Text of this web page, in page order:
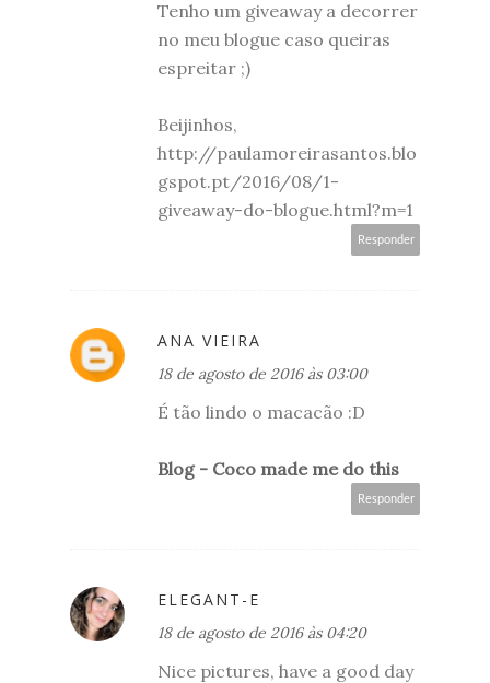
Tenho um giveaway a decorrer
no meu blogue caso queiras
espreitar ;)
Beijinhos,
http://paulamoreirasantos.blo
gspot.pt/2016/08/1-
giveaway-do-blogue.html?m=1
Responder
ANA VIEIRA
18 de agosto de 2016 às 03:00
É tão lindo o macacão :D
Blog - Coco made me do this
Responder
ELEGANT-E
18 de agosto de 2016 às 04:20
Nice pictures, have a good day